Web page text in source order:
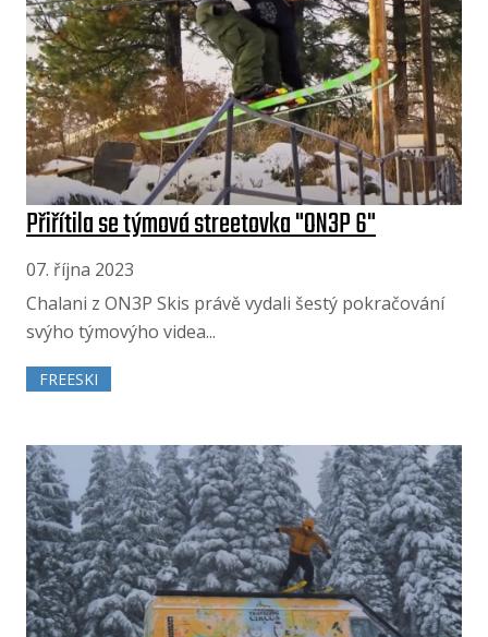
Přiřítila se týmová streetovka "ON3P 6"
07. října 2023
Chalani z ON3P Skis právě vydali šestý pokračování
svýho týmovýho videa...
FREESKI